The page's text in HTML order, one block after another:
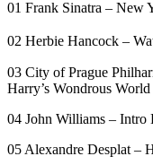
01 Frank Sinatra – New
02 Herbie Hancock –
03 City of Prague
Harry’s Wondrous
04 John Williams – Intro
05 Alexandre Desplat –